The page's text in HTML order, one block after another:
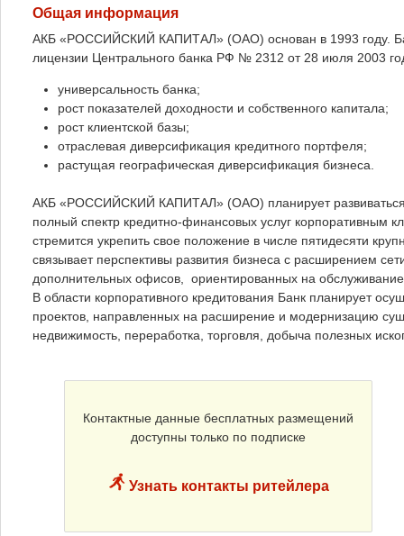
Общая информация
АКБ «РОССИЙСКИЙ КАПИТАЛ» (ОАО) основан в 1993 году.
лицензии Центрального банка РФ № 2312 от 28 июля 2003
универсальность банка;
рост показателей доходности и собственного капитала;
рост клиентской базы;
отраслевая диверсификация кредитного портфеля;
растущая географическая диверсификация бизнеса.
АКБ «РОССИЙСКИЙ КАПИТАЛ» (ОАО) планирует развиваться
полный спектр кредитно-финансовых услуг корпоративным
стремится укрепить свое положение в числе пятидесяти
связывает перспективы развития бизнеса с расширением
дополнительных офисов, ориентированных на
В области корпоративного кредитования Банк планирует
проектов, направленных на расширение и модернизацию
недвижимость, переработка, торговля, добыча полезных
Контактные данные бесплатных размещений
доступны только по подписке
Узнать контакты ритейлера